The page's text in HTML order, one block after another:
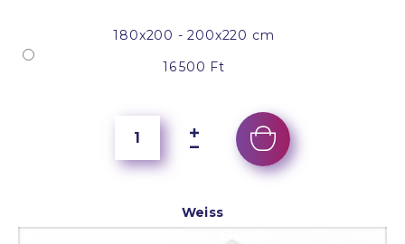
180x200 - 200x220 cm
16 500 Ft
Weiss